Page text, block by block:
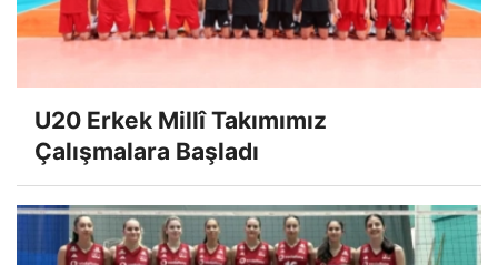
U20 Erkek Millî Takımımız
Çalışmalara Başladı